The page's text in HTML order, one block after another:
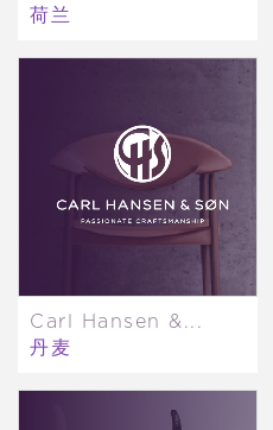
荷兰
Carl Hansen &...
丹麦